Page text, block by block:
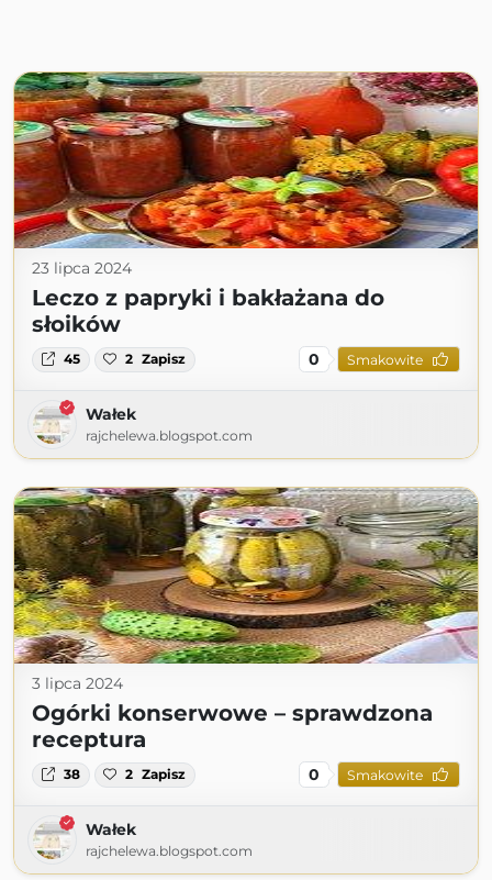
23 lipca 2024
Leczo z papryki i bakłażana do
słoików
45 2 Zapisz 0 Smakowite
Wałek
rajchelewa.blogspot.com
3 lipca 2024
Ogórki konserwowe – sprawdzona
receptura
38 2 Zapisz 0 Smakowite
Wałek
rajchelewa.blogspot.com